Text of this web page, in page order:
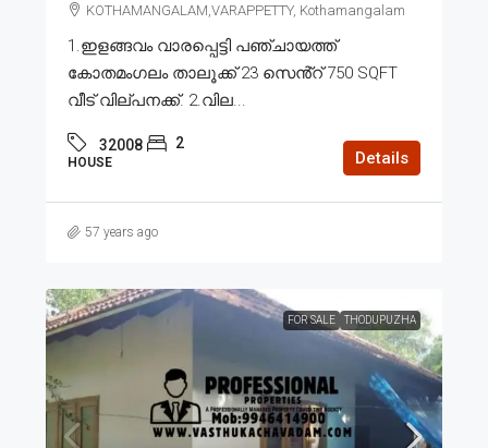
KOTHAMANGALAM,VARAPPETTY, Kothamangalam
1.ഇളങ്ങവം വാരപ്പെട്ടി പഞ്ചായത്ത്
കോതമംഗലം താലൂക്ക് 23 സെൻ്റ് 750 SQFT
വീട് വില്പനക്ക്. 2.വില...
32008 2
HOUSE Details
57 years ago
FOR SALE THODUPUZHA